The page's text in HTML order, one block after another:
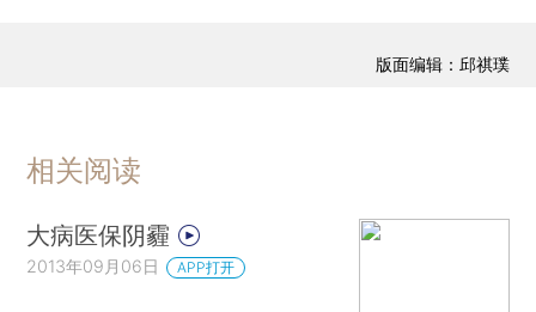
版面编辑：邱祺璞
相关阅读
大病医保阴霾
2013年09月06日 APP打开